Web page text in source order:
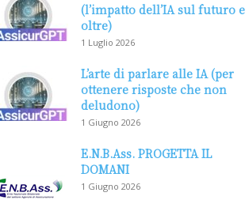
(l’impatto dell’IA sul futuro e
oltre)
1 Luglio 2026
L’arte di parlare alle IA (per
ottenere risposte che non
deludono)
1 Giugno 2026
E.N.B.Ass. PROGETTA IL
DOMANI
1 Giugno 2026